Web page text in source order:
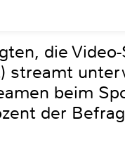
die
streamt
beim
der